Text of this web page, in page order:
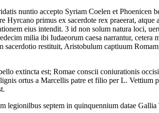
nuntio accepto Syriam Coelen et Phoenicen
Hyrcano primus ex sacerdote rex praeerat,
eius intendit. 3 id non solum natura loci,
milia ibi Iudaeorum caesa narrantur, cetera
sacerdotio restituit, Aristobulum captiuum
extincta est; Romae conscii coniurationis
ortus a Marcellis patre et filio per L. Vettium
septem in quinquennium datae